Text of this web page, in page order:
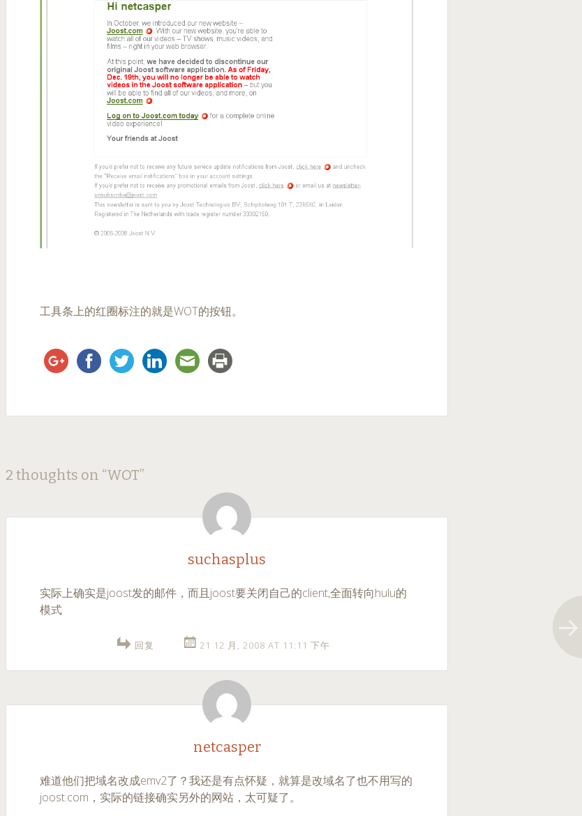
工具条上的红圈标注的就是WOT的按钮。
Post
navigation
←
→
2 thoughts on “WOT”
suchasplus
实际上确实是joost发的邮件，而且joost要关闭自己的client,全面转向hulu的
模式
回复 21 12 月, 2008 AT 11:11 下午
netcasper
难道他们把域名改成emv2了？我还是有点怀疑，就算是改域名了也不用写的
joost.com，实际的链接确实另外的网站，太可疑了。